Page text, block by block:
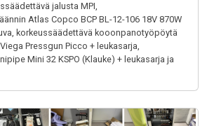
jalusta MPI,
Atlas Copco BCP BL-12-106 18V 870W
korkeussäädettävä kooonpanotyöpöytä
Pressgun Picco + leukasarja,
Mini 32 KSPO (Klauke) + leukasarja ja